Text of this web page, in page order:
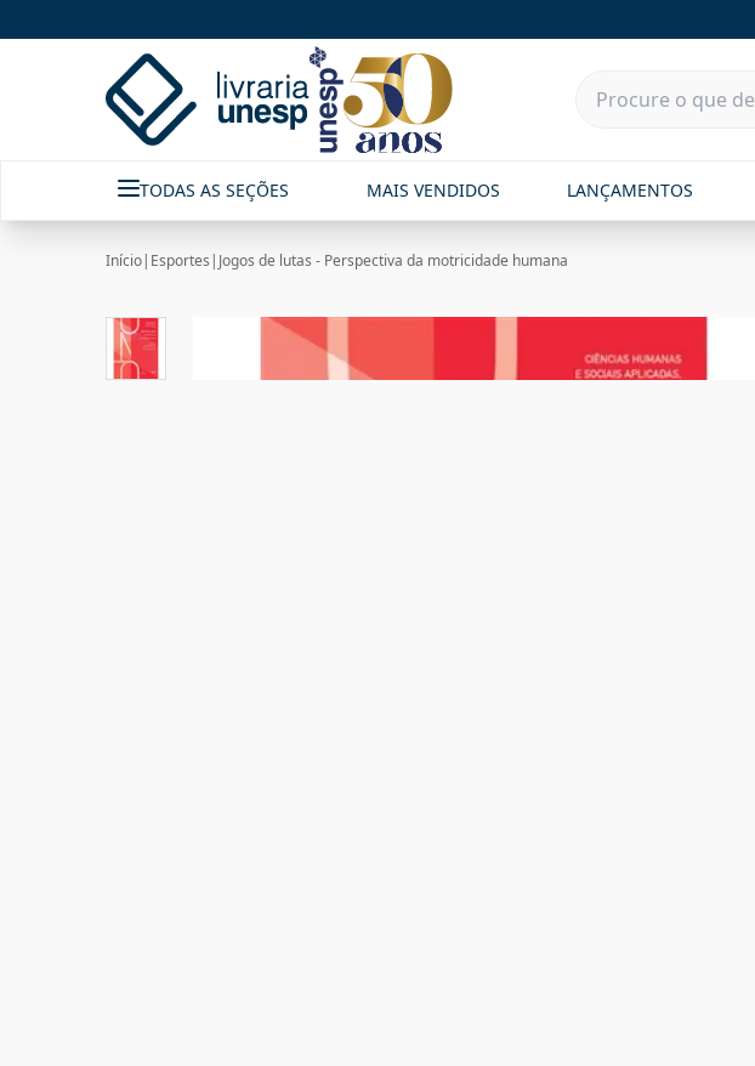
TODAS AS SEÇÕES MAIS VENDIDOS LANÇAMENTOS
Início| Esportes | Jogos de lutas - Perspectiva da motricidade humana